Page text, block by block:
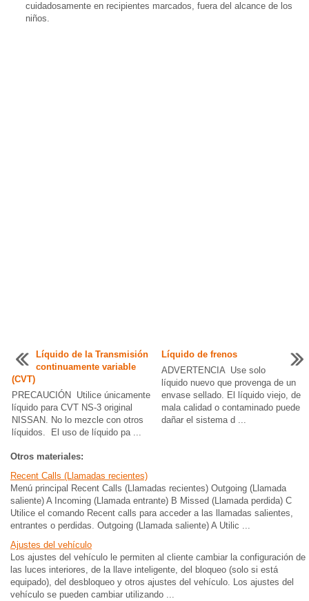
cuidadosamente en recipientes marcados, fuera del alcance de los
niños.
Líquido de la Transmisión
continuamente variable
(CVT)
PRECAUCIÓN Utilice únicamente
líquido para CVT NS-3 original
NISSAN. No lo mezcle con otros
líquidos. El uso de líquido pa ...
Líquido de frenos
ADVERTENCIA Use solo
líquido nuevo que provenga de un
envase sellado. El líquido viejo, de
mala calidad o contaminado puede
dañar el sistema d ...
Otros materiales:
Recent Calls (Llamadas recientes)
Menú principal Recent Calls (Llamadas recientes) Outgoing (Llamada
saliente) A Incoming (Llamada entrante) B Missed (Llamada perdida) C
Utilice el comando Recent calls para acceder a las llamadas salientes,
entrantes o perdidas. Outgoing (Llamada saliente) A Utilic ...
Ajustes del vehículo
Los ajustes del vehículo le permiten al cliente cambiar la configuración de
las luces interiores, de la llave inteligente, del bloqueo (solo si está
equipado), del desbloqueo y otros ajustes del vehículo. Los ajustes del
vehículo se pueden cambiar utilizando ...